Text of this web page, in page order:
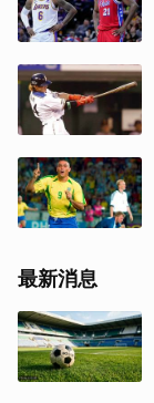
最新消息